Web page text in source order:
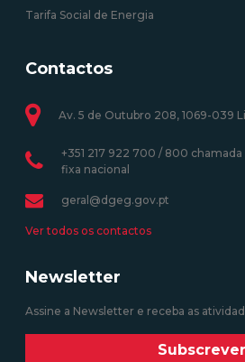
Tarifa Social de Energia
Contactos
Av. 5 de Outubro 208, 1069-039
+351 217 922 700 / 800 chamada
fixa nacional
geral@dgeg.gov.pt
Ver todos os contactos
Newsletter
Assine a Newsletter e receba as
Subscrever